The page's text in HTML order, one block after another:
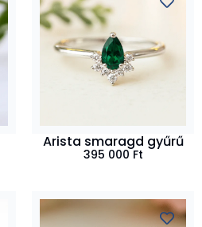
Arista smaragd gyűrű
395 000 Ft